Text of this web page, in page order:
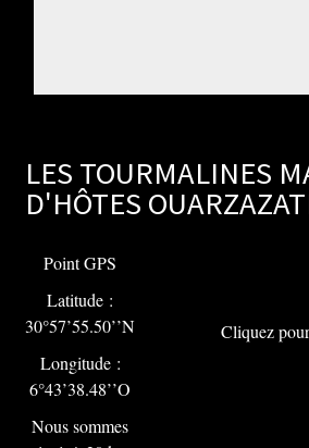
LES TOURMALINES
D'HÔTES
Point GPS
Latitude :
30°57’55.50’’N
Longitude :
6°43’38.48’’O
Cliquez
Nous sommes